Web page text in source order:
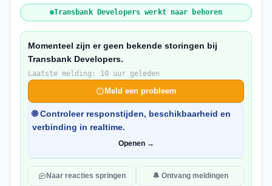
Transbank Developers werkt naar behoren
Momenteel zijn er geen bekende storingen bij
Transbank Developers.
Laatste melding: 10 uur geleden
Meld een probleem
🌐 Controleer responstijden, beschikbaarheid en
verbinding in realtime.
Openen →
Naar reacties springen 🔔 Ontvang meldingen